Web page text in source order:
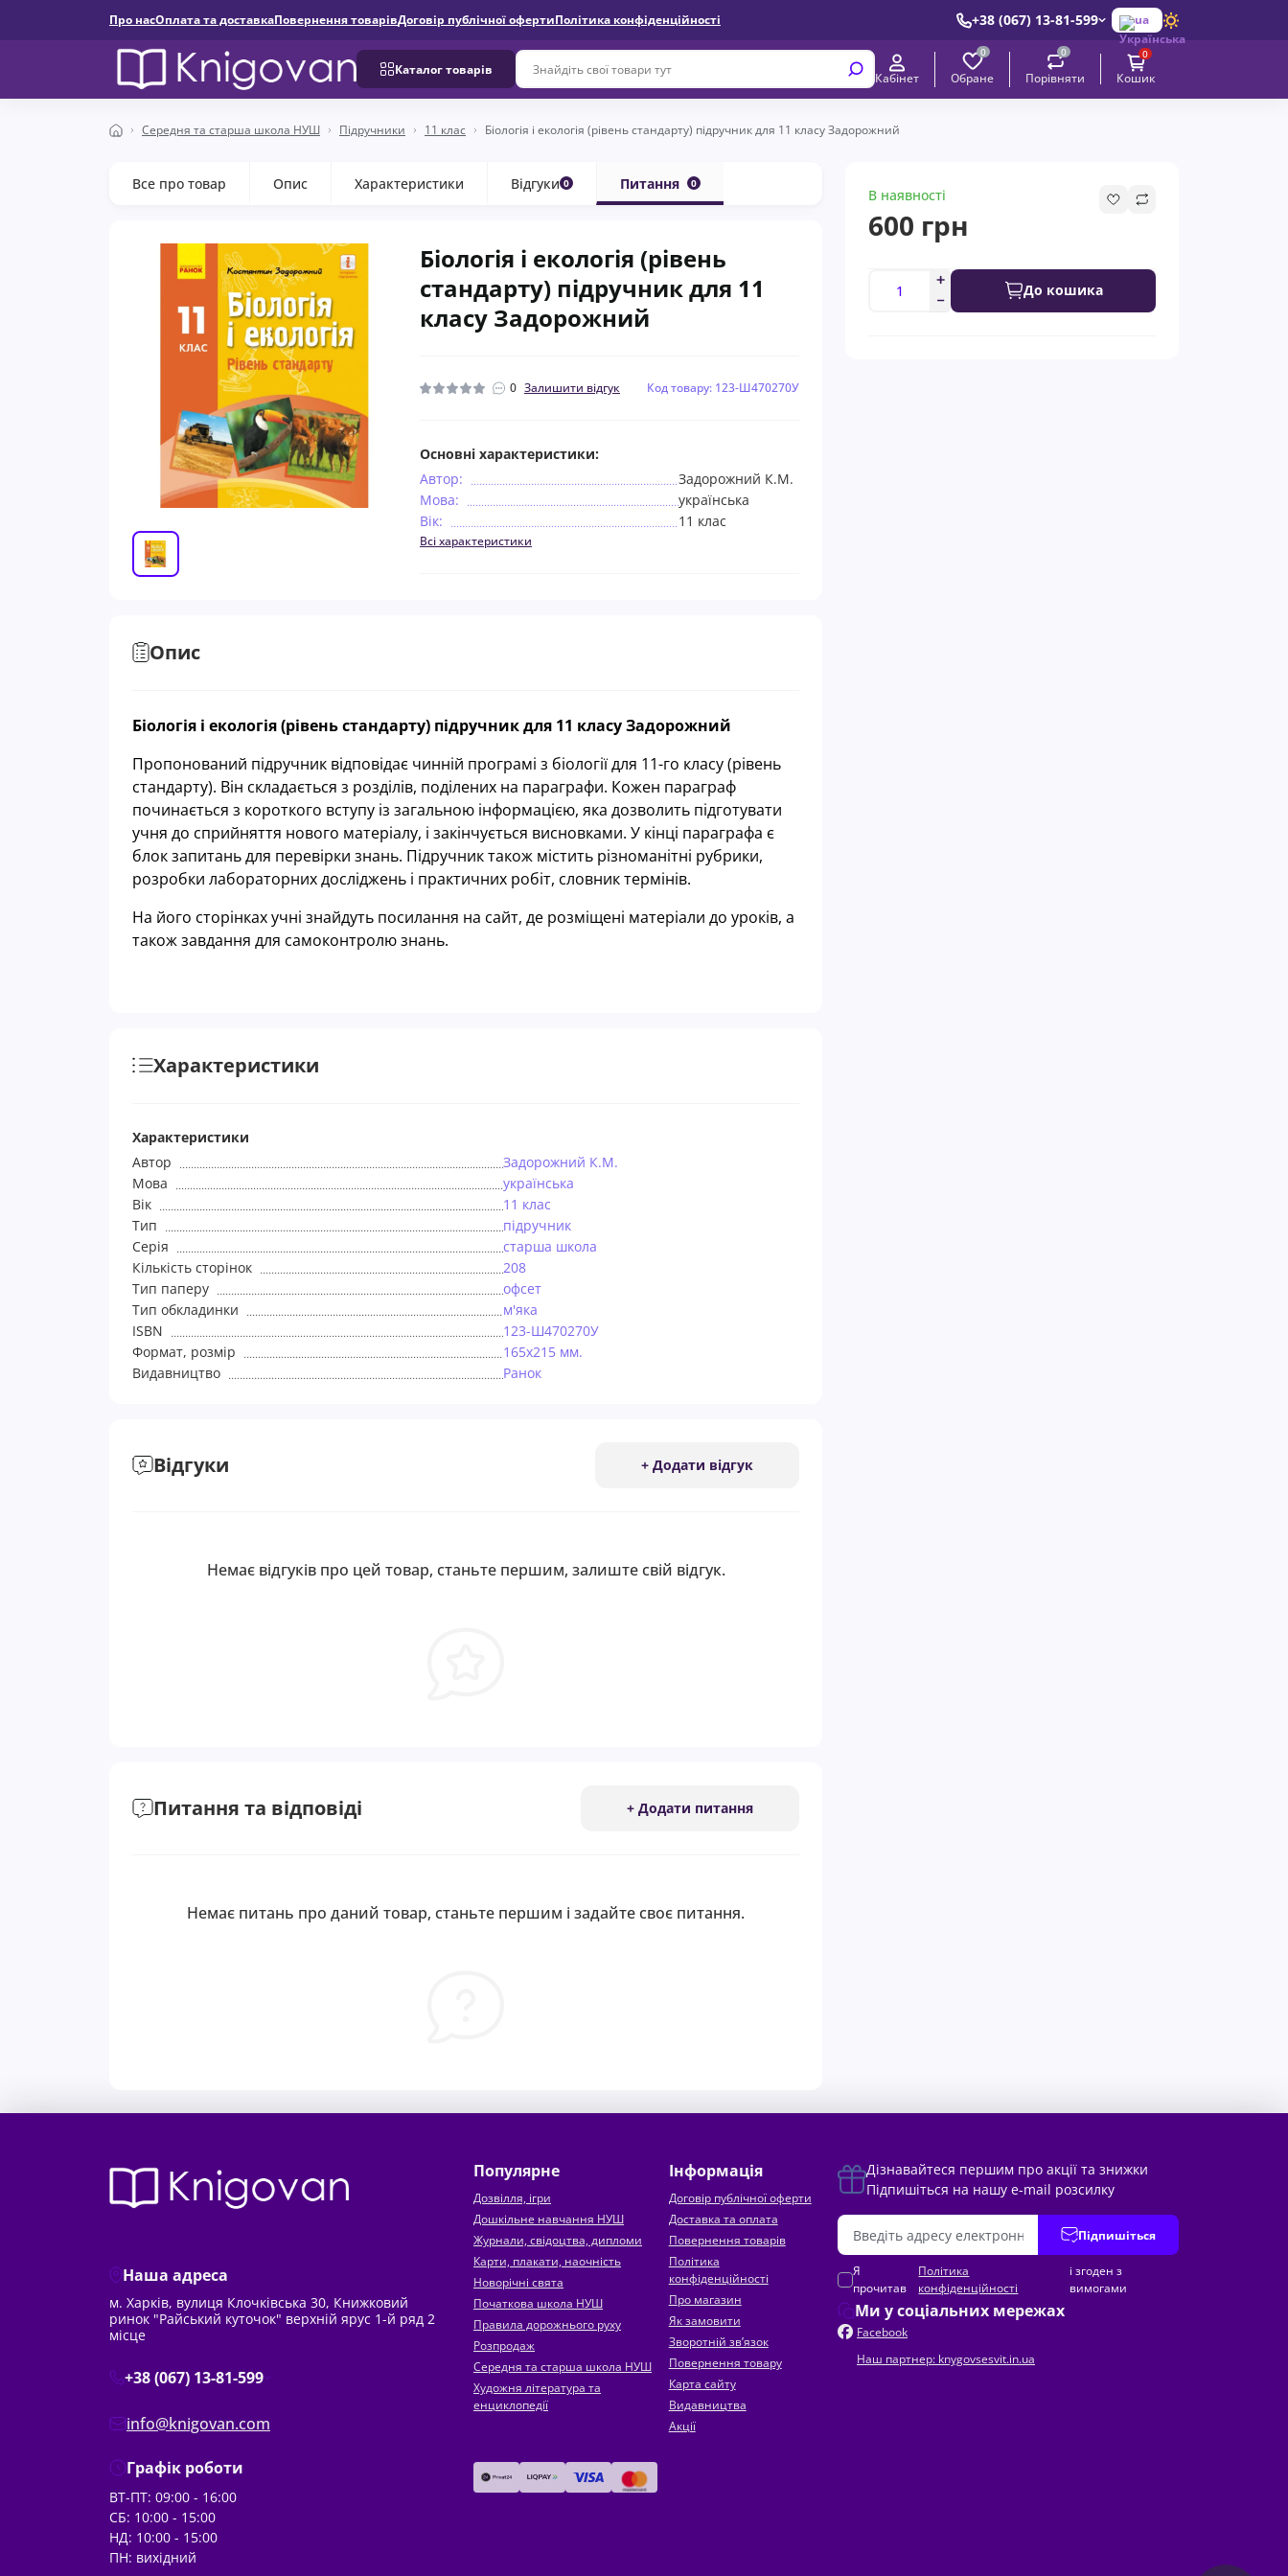
Про насОплата та доставкаПовернення товарівДоговір публічної офертиПолітика конфіденційності +38 (067) 13-81-599 ua
Каталог товарів
Кабінет
0
Обране
0
Порівняти
0
Кошик
Середня та старша школа НУШ Підручники 11 клас Біологія і екологія (рівень стандарту) підручник для 11 класу Задорожний
Все про товар Опис Характеристики Відгуки 0 Питання 0
Біологія і екологія (рівень
стандарту) підручник для 11
класу Задорожний
0 Залишити відгук Код товару: 123-Ш470270У
В наявності
600 грн
До кошика
Основні характеристики:
Автор:
Задорожний К.М.
Мова:
українська
Вік:
11 клас
Всі характеристики
Опис
Біологія і екологія (рівень стандарту) підручник для 11 класу Задорожний
Пропонований підручник відповідає чинній програмі з біології для 11-го класу (рівень
стандарту). Він складається з розділів, поділених на параграфи. Кожен параграф
починається з короткого вступу із загальною інформацією, яка дозволить підготувати
учня до сприйняття нового матеріалу, і закінчується висновками. У кінці параграфа є
блок запитань для перевірки знань. Підручник також містить різноманітні рубрики,
розробки лабораторних досліджень і практичних робіт, словник термінів.
На його сторінках учні знайдуть посилання на сайт, де розміщені матеріали до уроків, а
також завдання для самоконтролю знань.
Характеристики
Характеристики
Автор
Задорожний К.М.
Мова
українська
Вік
11 клас
Тип
пiдручник
Серія
старша школа
Кількість сторінок
208
Тип паперу
офсет
Тип обкладинки
м'яка
ISBN
123-Ш470270У
Формат, розмір
165х215 мм.
Видавництво
Ранок
Відгуки + Додати відгук
Немає відгуків про цей товар, станьте першим, залиште свій відгук.
Питання та відповіді + Додати питання
Немає питань про даний товар, станьте першим і задайте своє питання.
Наша адреса
м. Харків, вулиця Клочківська 30, Книжковий
ринок "Райський куточок" верхній ярус 1-й ряд 2
місце
+38 (067) 13-81-599
info@knigovan.com
Графік роботи
ВТ-ПТ: 09:00 - 16:00
СБ: 10:00 - 15:00
НД: 10:00 - 15:00
ПН: вихідний
Популярне
Дозвілля, ігри
Дошкільне навчання НУШ
Журнали, свідоцтва, дипломи
Карти, плакати, наочність
Новорічні свята
Початкова школа НУШ
Правила дорожнього руху
Розпродаж
Середня та старша школа НУШ
Художня література та
енциклопедії
Інформація
Договір публічної оферти
Доставка та оплата
Повернення товарів
Політика
конфіденційності
Про магазин
Як замовити
Зворотній зв’язок
Повернення товару
Карта сайту
Видавництва
Акції
Ми у соціальних мережах
Facebook
Наш партнер: knygovsesvit.in.ua
Дізнавайтеся першим про акції та знижки
Підпишіться на нашу e-mail розсилку
Підпишіться
Я
прочитав
Політика
конфіденційності
і згоден з
вимогами